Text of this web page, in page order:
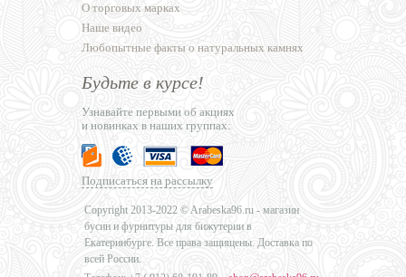
О торговых марках
Наше видео
Любопытные факты о натуральных камнях
Будьте в курсе!
Узнавайте первыми об акциях
и новинках в наших группах:
Подписаться на рассылку
Copyright 2013-2022 © Arabeska96.ru - магазин
бусин и фурнитуры для бижутерии в
Екатеринбурге. Все права защищены. Доставка по
всей России.